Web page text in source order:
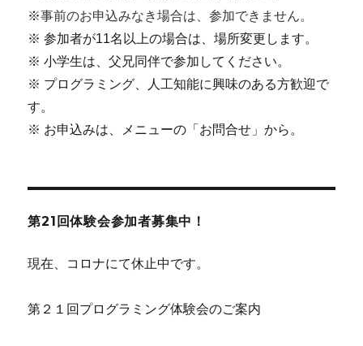
※事前のお申込みなき場合は、参加できません。
※ 参加者が11名以上の場合は、場所変更します。
※ 小学生は、父兄同伴で参加してください。
※ プログラミング、人工知能に興味のある方歓迎で
す。
※ お申込みは、メニューの「お問合せ」から。
第21回体験会参加者募集中！
現在、コロナにて休止中です。
第２１回プログラミング体験会のご案内